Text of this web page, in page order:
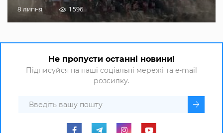
8 липня 1 596
Не пропусти останні новини!
Підписуйся на наші соціальні мережі та e-mail
розсилку.